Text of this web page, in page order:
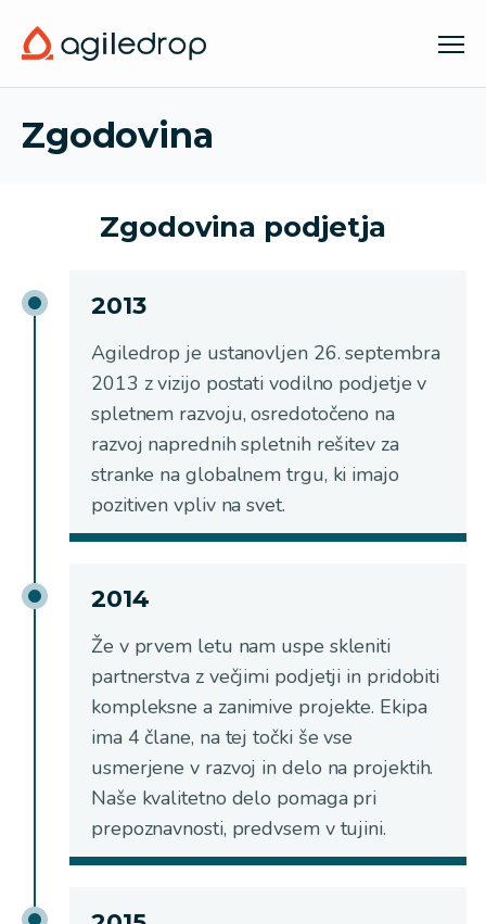
Zgodovina
Zgodovina
Zgodovina podjetja
2013
Agiledrop je ustanovljen 26. septembra
2013 z vizijo postati vodilno podjetje v
spletnem razvoju, osredotočeno na
razvoj naprednih spletnih rešitev za
stranke na globalnem trgu, ki imajo
pozitiven vpliv na svet.
2014
Že v prvem letu nam uspe skleniti
partnerstva z večjimi podjetji in pridobiti
kompleksne a zanimive projekte. Ekipa
ima 4 člane, na tej točki še vse
usmerjene v razvoj in delo na projektih.
Naše kvalitetno delo pomaga pri
prepoznavnosti, predvsem v tujini.